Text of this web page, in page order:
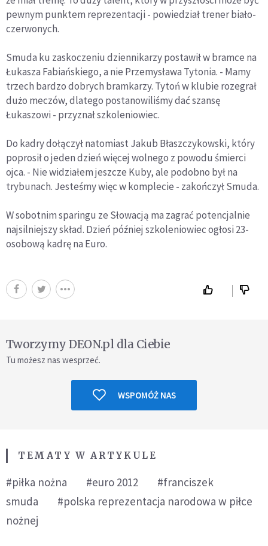
pewnym punktem reprezentacji - powiedział trener biało-
czerwonych.
Smuda ku zaskoczeniu dziennikarzy postawił w bramce na
Łukasza Fabiańskiego, a nie Przemysława Tytonia. - Mamy
trzech bardzo dobrych bramkarzy. Tytoń w klubie rozegrał
dużo meczów, dlatego postanowiliśmy dać szansę
Łukaszowi - przyznał szkoleniowiec.
Do kadry dołączył natomiast Jakub Błaszczykowski, który
poprosił o jeden dzień więcej wolnego z powodu śmierci
ojca. - Nie widziałem jeszcze Kuby, ale podobno był na
trybunach. Jesteśmy więc w komplecie - zakończył Smuda.
W sobotnim sparingu ze Słowacją ma zagrać potencjalnie
najsilniejszy skład. Dzień później szkoleniowiec ogłosi 23-
osobową kadrę na Euro.
Tworzymy DEON.pl dla Ciebie
Tu możesz nas wesprzeć.
WSPOMÓŻ NAS
TEMATY W ARTYKULE
#piłka nożna #euro 2012
#franciszek
smuda
#polska reprezentacja narodowa w piłce
nożnej